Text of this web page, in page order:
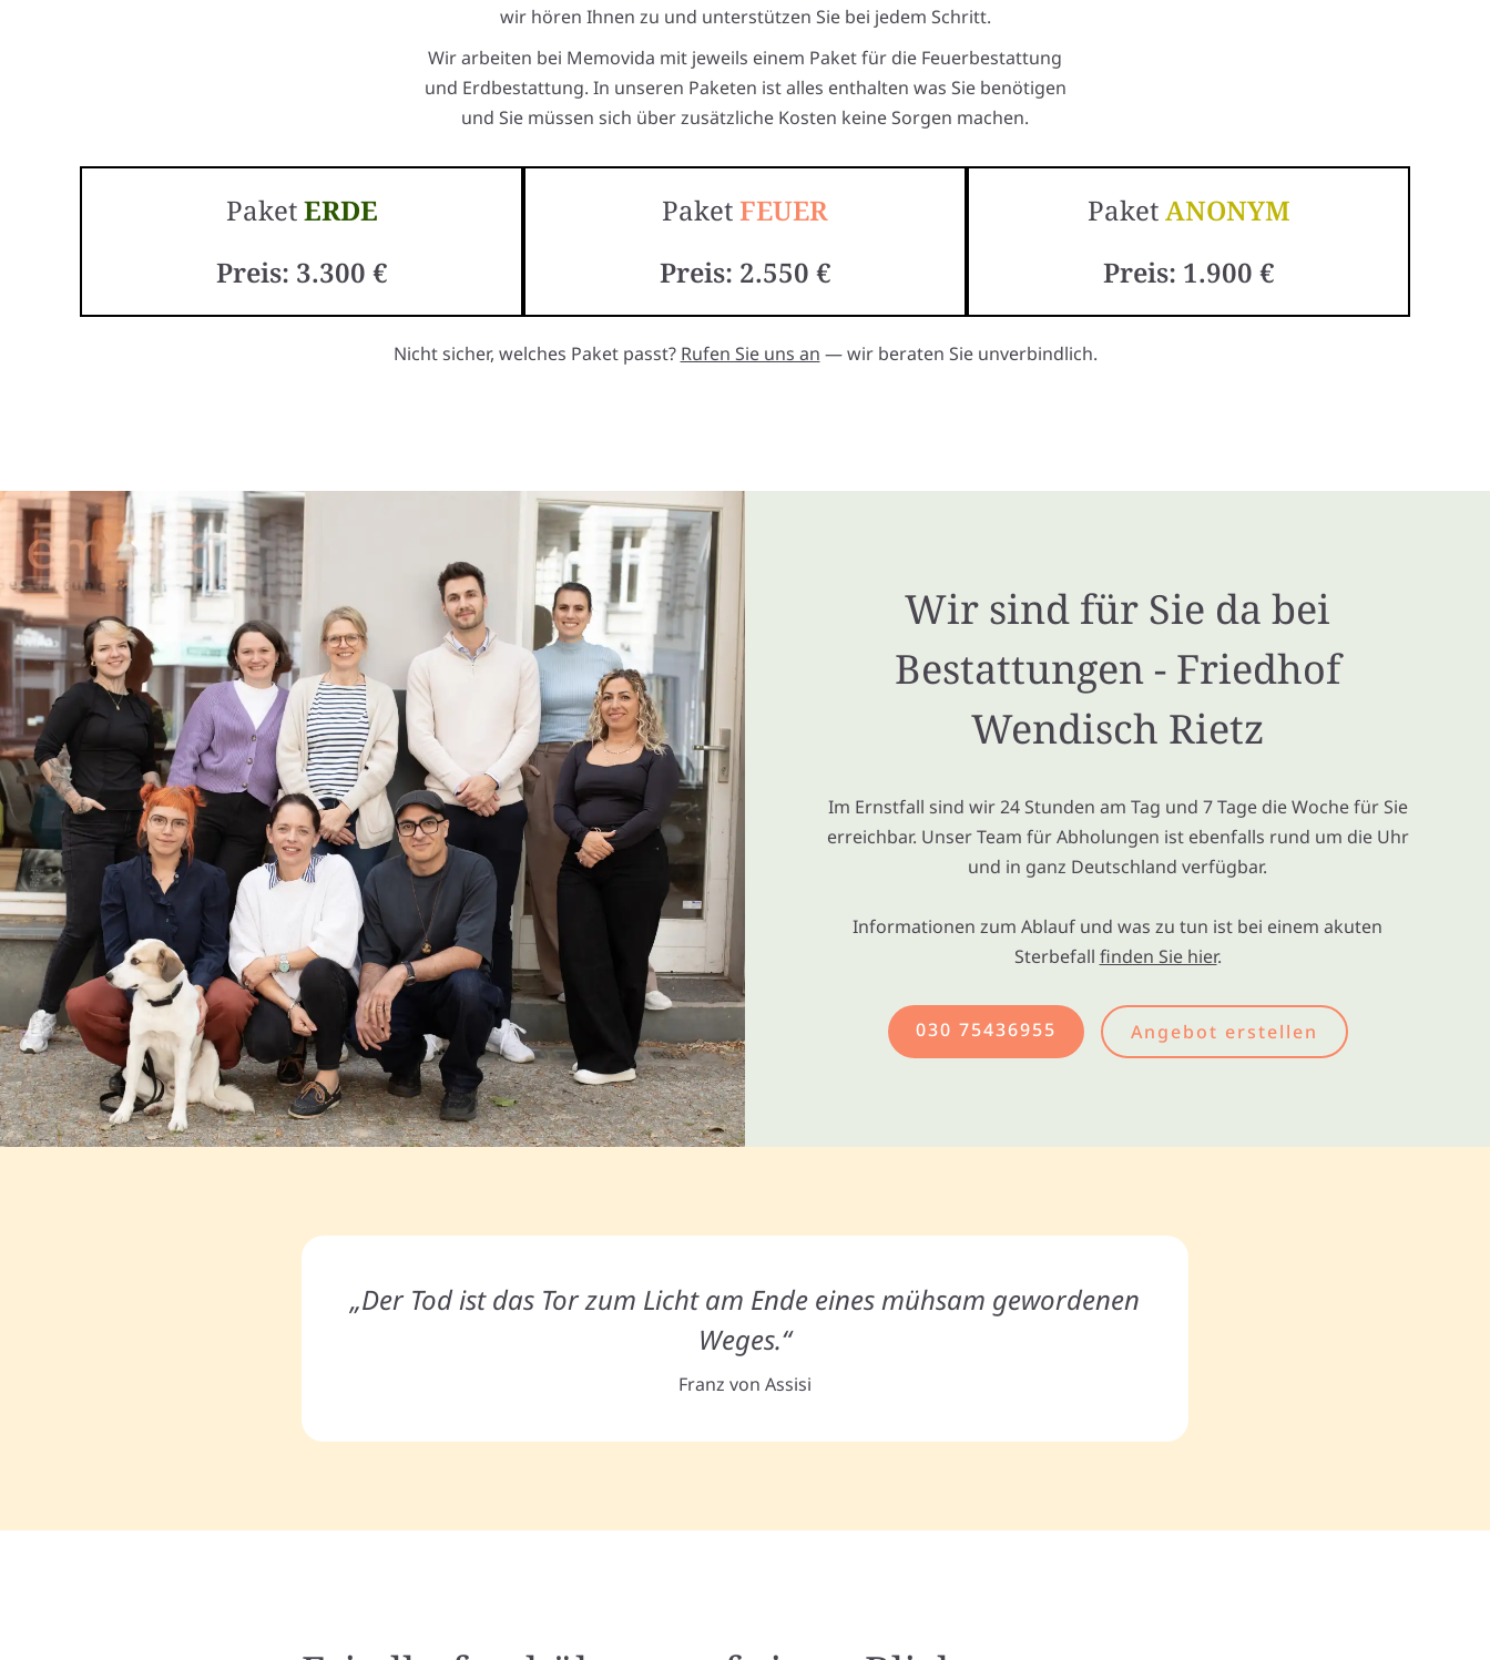
wir hören Ihnen zu und unterstützen Sie bei jedem Schritt.
Wir arbeiten bei Memovida mit jeweils einem Paket für die Feuerbestattung
und Erdbestattung. In unseren Paketen ist alles enthalten was Sie benötigen
und Sie müssen sich über zusätzliche Kosten keine Sorgen machen.
PaketERDE
Preis: 3.300 €
PaketFEUER
Preis: 2.550 €
PaketANONYM
Preis: 1.900 €
Nicht sicher, welches Paket passt? Rufen Sie uns an — wir beraten Sie unverbindlich.
Wir sind für Sie da bei
Bestattungen - Friedhof
Wendisch Rietz
Im Ernstfall sind wir 24 Stunden am Tag und 7 Tage die Woche für Sie
erreichbar. Unser Team für Abholungen ist ebenfalls rund um die Uhr
und in ganz Deutschland verfügbar.
Informationen zum Ablauf und was zu tun ist bei einem akuten
Sterbefall finden Sie hier.
030 75436955 Angebot erstellen
„Der Tod ist das Tor zum Licht am Ende eines mühsam gewordenen
Weges.“
Franz von Assisi